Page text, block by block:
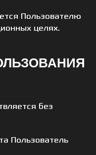
Пользователю
целях.
без
Пользователь